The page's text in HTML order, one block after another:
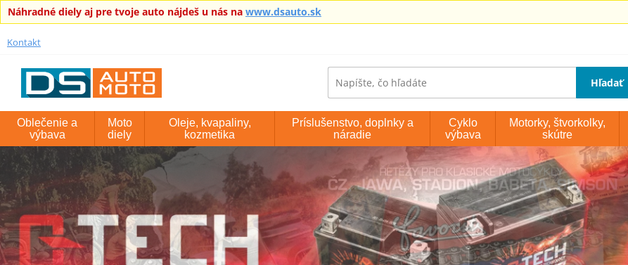
Náhradné diely aj pre tvoje auto nájdeš u nás na www.dsauto.sk
Kontakt
Hľadať
Oblečenie a
výbava
Moto
diely
Oleje, kvapaliny,
kozmetika
Príslušenstvo, doplnky a
náradie
Cyklo
výbava
Motorky, štvorkolky,
skútre